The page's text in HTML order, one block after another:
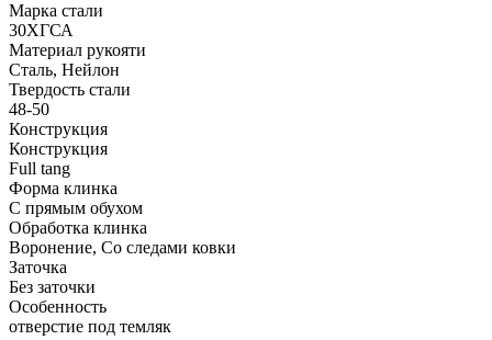
Марка стали
30ХГСА
Материал рукояти
Сталь, Нейлон
Твердость стали
48-50
Конструкция
Конструкция
Full tang
Форма клинка
С прямым обухом
Обработка клинка
Воронение, Со следами ковки
Заточка
Без заточки
Особенность
отверстие под темляк